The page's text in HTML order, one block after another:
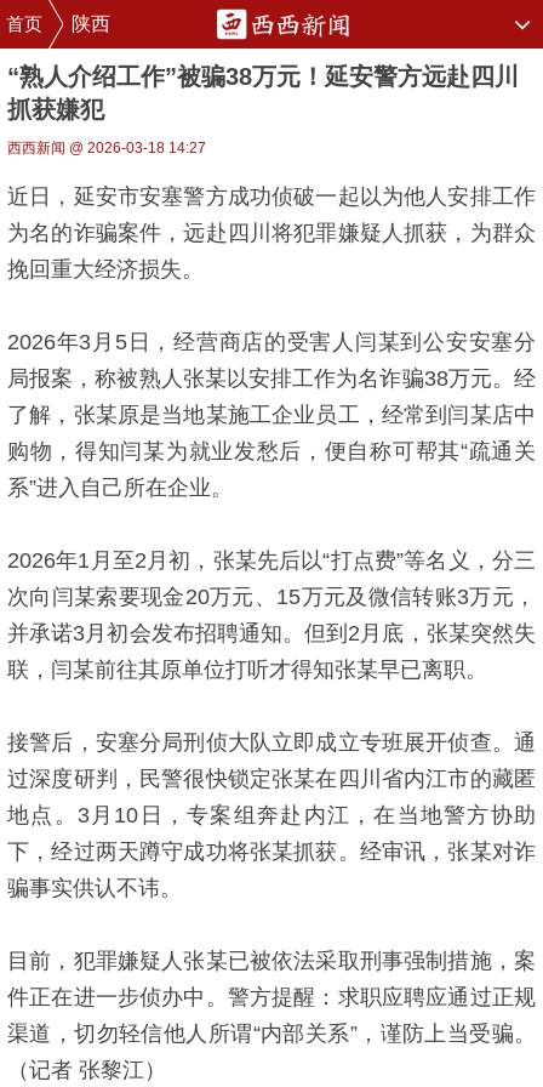
首页 陕西
“熟人介绍工作”被骗38万元！延安警方远赴四川
抓获嫌犯
西西新闻 @ 2026-03-18 14:27
近日，延安市安塞警方成功侦破一起以为他人安排工作
为名的诈骗案件，远赴四川将犯罪嫌疑人抓获，为群众
挽回重大经济损失。
2026年3月5日，经营商店的受害人闫某到公安安塞分
局报案，称被熟人张某以安排工作为名诈骗38万元。经
了解，张某原是当地某施工企业员工，经常到闫某店中
购物，得知闫某为就业发愁后，便自称可帮其“疏通关
系”进入自己所在企业。
2026年1月至2月初，张某先后以“打点费”等名义，分三
次向闫某索要现金20万元、15万元及微信转账3万元，
并承诺3月初会发布招聘通知。但到2月底，张某突然失
联，闫某前往其原单位打听才得知张某早已离职。
接警后，安塞分局刑侦大队立即成立专班展开侦查。通
过深度研判，民警很快锁定张某在四川省内江市的藏匿
地点。3月10日，专案组奔赴内江，在当地警方协助
下，经过两天蹲守成功将张某抓获。经审讯，张某对诈
骗事实供认不讳。
目前，犯罪嫌疑人张某已被依法采取刑事强制措施，案
件正在进一步侦办中。警方提醒：求职应聘应通过正规
渠道，切勿轻信他人所谓“内部关系”，谨防上当受骗。
（记者 张黎江）